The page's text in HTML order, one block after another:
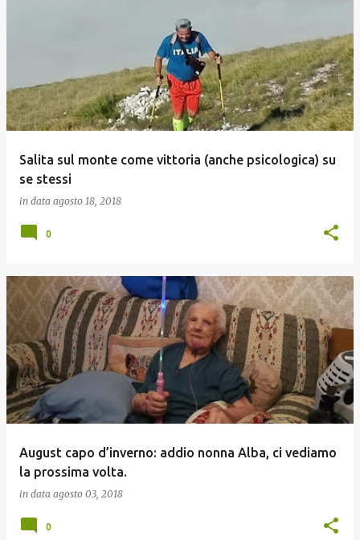
Salita sul monte come vittoria (anche psicologica) su
se stessi
in data agosto 18, 2018
0
August capo d’inverno: addio nonna Alba, ci vediamo
la prossima volta.
in data agosto 03, 2018
0